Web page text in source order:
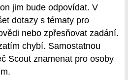
jim bude odpovídat. V
dotazy s tématy pro
nebo zpřesňovat zadání.
chybí. Samostatnou
Scout znamenat pro osoby